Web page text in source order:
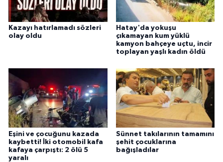
Kazayı hatırlamadı sözleri
olay oldu
Hatay'da yokuşu
çıkamayan kum yüklü
kamyon bahçeye uçtu, incir
toplayan yaşlı kadın öldü
Eşini ve çocuğunu kazada
kaybetti! İki otomobil kafa
kafaya çarpıştı: 2 ölü 5
yaralı
Sünnet takılarının tamamını
şehit çocuklarına
bağışladılar